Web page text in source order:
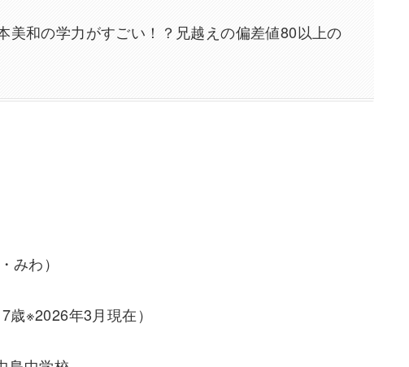
美和の学力がすごい！？兄越えの偏差値80以上の
わ）
※2026年3月現在）